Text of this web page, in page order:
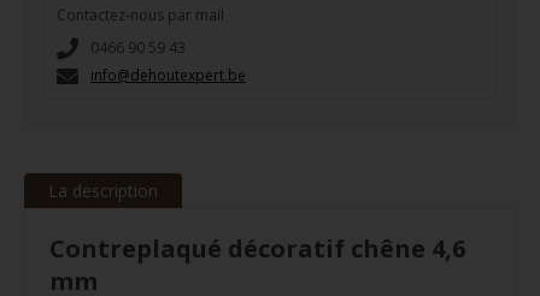
Contactez-nous par mail
0466 90 59 43
info@dehoutexpert.be
La description
Contreplaqué décoratif chêne 4,6
mm